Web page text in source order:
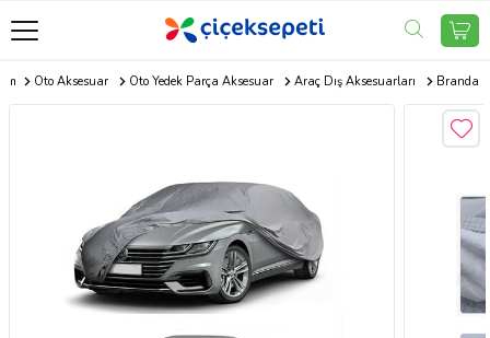
Oto Aksesuar Oto Yedek Parça Aksesuar Araç Dış Aksesuarları Branda